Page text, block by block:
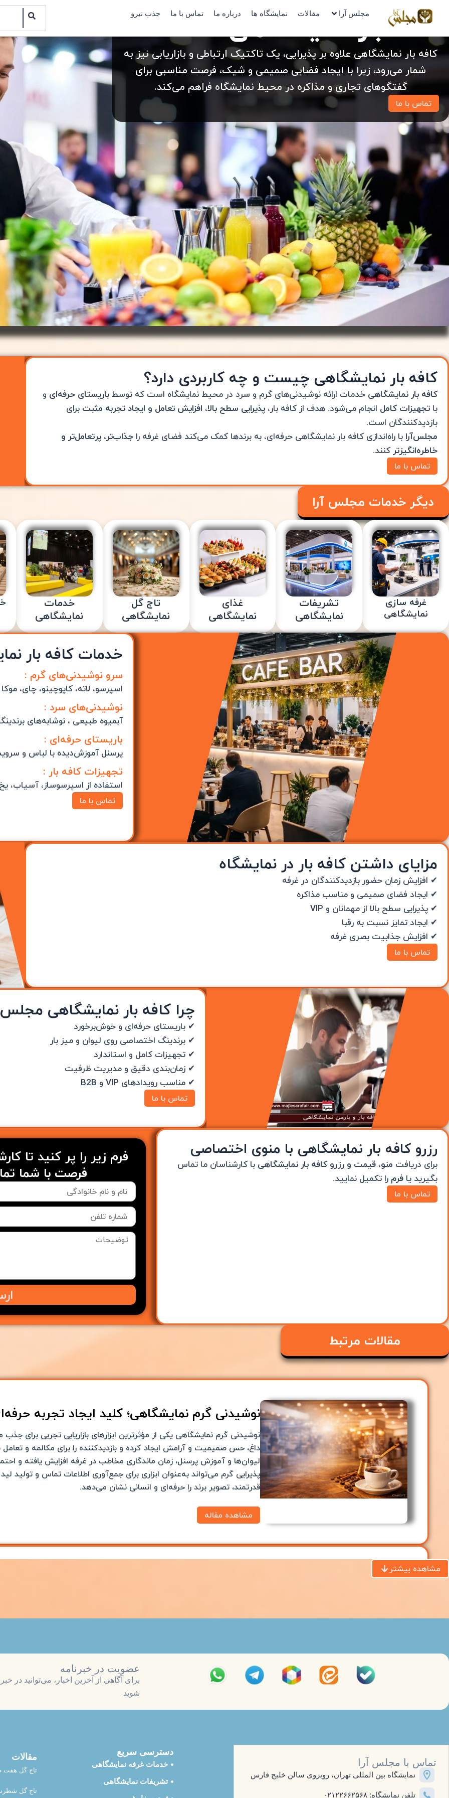
مجلس آرا مقالات نمایشگاه ها درباره ما تماس با ما جذب نیرو کافه بار نمایشگاهی
کافه بار نمایشگاهی علاوه بر پذیرایی، یک تاکتیک ارتباطی و بازاریابی نیز به
شمار می‌رود، زیرا با ایجاد فضایی صمیمی و شیک، فرصت مناسبی برای
گفتگوهای تجاری و مذاکره در محیط نمایشگاه فراهم می‌کند.
تماس با ما
کافه بار نمایشگاهی چیست و چه کاربردی دارد؟
کافه بار نمایشگاهی خدمات ارائه نوشیدنی‌های گرم و سرد در محیط نمایشگاه است که توسط باریستای حرفه‌ای و
با تجهیزات کامل انجام می‌شود. هدف از کافه بار، پذیرایی سطح بالا، افزایش تعامل و ایجاد تجربه مثبت برای
بازدیدکنندگان است.
مجلس‌آرا با راه‌اندازی کافه بار نمایشگاهی حرفه‌ای، به برندها کمک می‌کند فضای غرفه را جذاب‌تر، پرتعامل‌تر و
خاطره‌انگیزترکنند.
تماس با ما
دیگر خدمات مجلس آرا
غرفه سازی
نمایشگاهی
تشریفات
نمایشگاهی
غذای
نمایشگاهی
تاج گل
نمایشگاهی
خدمات
نمایشگاهی
خدمات کافه بار
سرو نوشیدنی‌های گرم :
اسپرسو، لاته، کاپوچینو، چای،
نوشیدنی‌های سرد :
آبمیوه طبیعی ، نوشابه‌های
باریستای حرفه‌ای :
پرسنل آموزش‌دیده با لباس و
تجهیزات کافه بار :
استفاده از اسپرسوساز، آسیاب،
تماس با ما
مزایای داشتن کافه بار در نمایشگاه
✔ افزایش زمان حضور بازدیدکنندگان در غرفه
✔ ایجاد فضای صمیمی و مناسب مذاکره
✔ پذیرایی سطح بالا از مهمانان و VIP
✔ ایجاد تمایز نسبت به رقبا
✔ افزایش جذابیت بصری غرفه
تماس با ما
چرا کافه بار نمایشگاهی
✔ باریستای حرفه‌ای و خوش‌برخورد
✔ برندینگ اختصاصی روی لیوان و میز بار
✔ تجهیزات کامل و استاندارد
✔ زمان‌بندی دقیق و مدیریت ظرفیت
✔ مناسب رویدادهای VIP و B2B
تماس با ما
رزرو کافه بار نمایشگاهی با منوی اختصاصی
برای دریافت منو، قیمت و رزرو کافه بار نمایشگاهی با کارشناسان ما تماس
بگیرید یا فرم را تکمیل نمایید.
تماس با ما
فرم زیر را پر کنید تا
فرصت با شما
مقالات مرتبط
نوشیدنی گرم نمایشگاهی؛ کلید ایجاد تجربه
نوشیدنی گرم نمایشگاهی یکی از مؤثرترین ابزارهای بازاریابی تجربی برای
داغ، حس صمیمیت و آرامش ایجاد کرده و بازدیدکننده را برای مکالمه و
لیوان‌ها و آموزش پرسنل، زمان ماندگاری مخاطب در غرفه افزایش یافته و
پذیرایی گرم می‌تواند به‌عنوان ابزاری برای جمع‌آوری اطلاعات تماس و تولید
قدرتمند، تصویر برند را حرفه‌ای و انسانی نشان می‌دهد.
مشاهده مقاله
مشاهده مقاله
مشاهده بیشتر
عضویت در خبرنامه
برای آگاهی از آخرین اخبار، می‌توانید در
شوید
تماس با مجلس آرا
نمایشگاه بین المللی تهران، روبروی سالن خلیج فارس
تلفن نمایشگاه: ۰۲۱۲۲۶۶۲۵۶۸
دسترسی سریع
خدمات غرفه نمایشگاهی
تشریفات نمایشگاهی
مقالات
تاج گل هفت
تاج گل